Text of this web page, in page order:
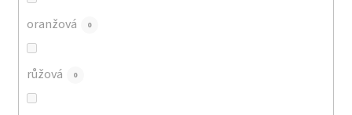
oranžová 0
růžová 0